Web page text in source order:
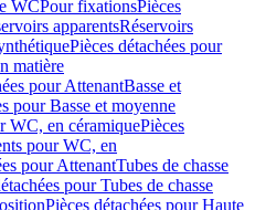
WCPour fixationsPièces
apparentsRéservoirs
Pièces détachées pour
matière
pour AttenantBasse et
pour Basse et moyenne
WC, en céramiquePièces
pour WC, en
pour AttenantTubes de chasse
pour Tubes de chasse
Pièces détachées pour Haute